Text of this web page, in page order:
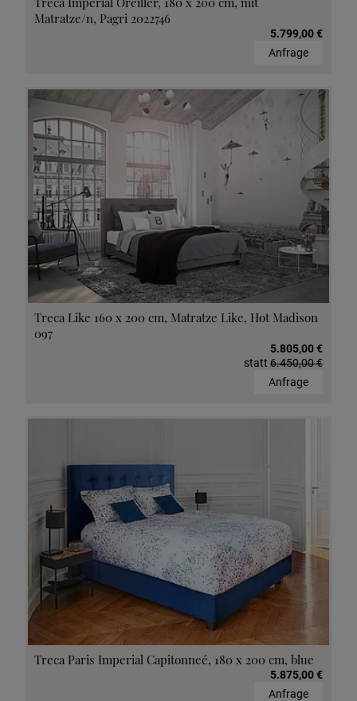
Matratze/n, Pagri 2022746
5.799,00 €
Anfrage
Treca Like 160 x 200 cm, Matratze Like, Hot Madison
097
5.805,00 €
statt 6.450,00 €
Anfrage
Treca Paris Imperial Capitonneé, 180 x 200 cm, blue
5.875,00 €
Anfrage